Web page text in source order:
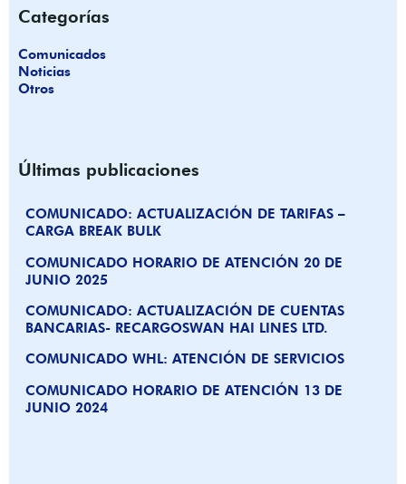
Categorías
Comunicados
Noticias
Otros
Últimas publicaciones
COMUNICADO: ACTUALIZACIÓN DE TARIFAS –
CARGA BREAK BULK
COMUNICADO HORARIO DE ATENCIÓN 20 DE
JUNIO 2025
COMUNICADO: ACTUALIZACIÓN DE CUENTAS
BANCARIAS- RECARGOSWAN HAI LINES LTD.
COMUNICADO WHL: ATENCIÓN DE SERVICIOS
COMUNICADO HORARIO DE ATENCIÓN 13 DE
JUNIO 2024